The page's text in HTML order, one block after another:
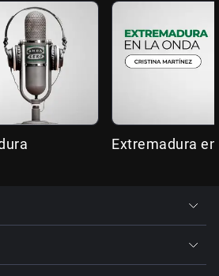
Extremadura